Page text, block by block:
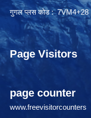
गुगल प्लस कोड : 7VM4+28
Page Visitors
page counter
www.freevisitorcounters